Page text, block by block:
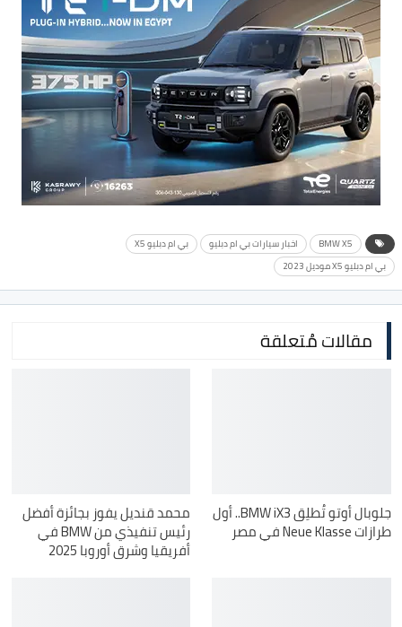
BMW X5 اخبار سيارات بي ام دبليو
بي ام دبليو X5
بي ام دبليو X5 موديل 2023
مقالات مُتعلقة
جلوبال أوتو تُطلِق BMW iX3.. أول
طرازات Neue Klasse في مصر
محمد قنديل يفوز بجائزة أفضل
رئيس تنفيذي من BMW في
أفريقيا وشرق أوروبا 2025